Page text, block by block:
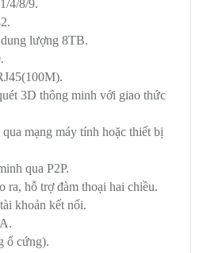
4/8/9.
lượng 8TB.
3D thông minh với giao thức
mạng máy tính hoặc thiết bị
qua P2P.
ra, hỗ trợ đàm thoại hai chiều.
khoản kết nối.
ổ cứng).